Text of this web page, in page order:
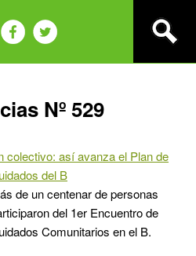
Nº 529
colectivo: así avanza el Plan de
del B
de un centenar de personas
del 1er Encuentro de
Comunitarios en el B.